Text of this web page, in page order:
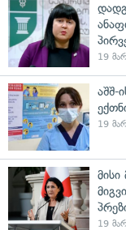
19
აშშ-
19
19